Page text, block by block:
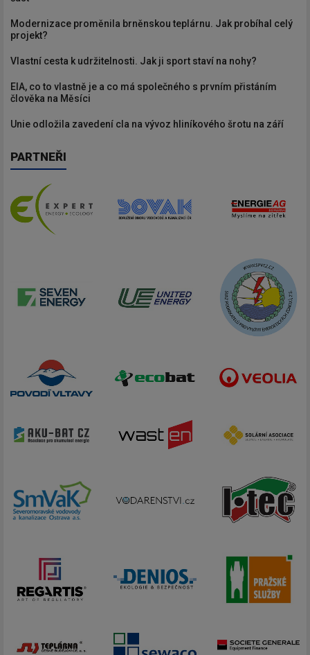
Modernizace proměnila brněnskou teplárnu. Jak probíhal celý
projekt?
Vlastní cesta k udržitelnosti. Jak ji sport staví na nohy?
EIA, co to vlastně je a co má společného s prvním přistáním
člověka na Měsíci
Unie odložila zavedení cla na vývoz hliníkového šrotu na září
PARTNEŘI